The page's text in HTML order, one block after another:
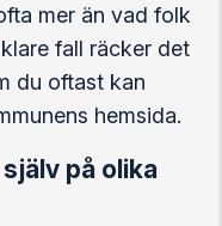
mer än vad folk
fall räcker det
du oftast kan
hemsida.
på olika